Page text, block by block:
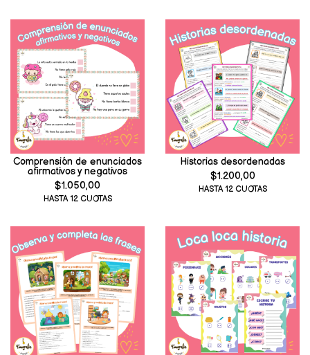
Comprensión de enunciados
afirmativos y negativos
$1.050,00
HASTA 12 CUOTAS
Historias desordenadas
$1.200,00
HASTA 12 CUOTAS